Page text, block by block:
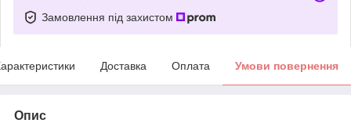
Замовлення під захистом
Доставка Оплата Умови повернення
Опис